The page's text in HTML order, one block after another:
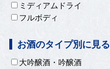
ミディアムドライ
フルボディ
お酒のタイプ別に見る
大吟醸酒・吟醸酒